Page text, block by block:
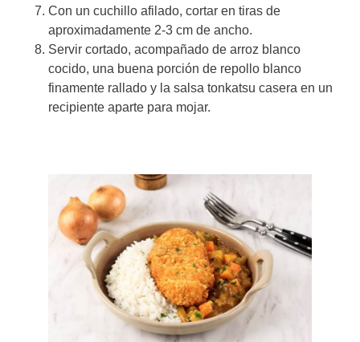
Con un cuchillo afilado, cortar en tiras de
aproximadamente 2-3 cm de ancho.
Servir cortado, acompañado de arroz blanco
cocido, una buena porción de repollo blanco
finamente rallado y la salsa tonkatsu casera en un
recipiente aparte para mojar.